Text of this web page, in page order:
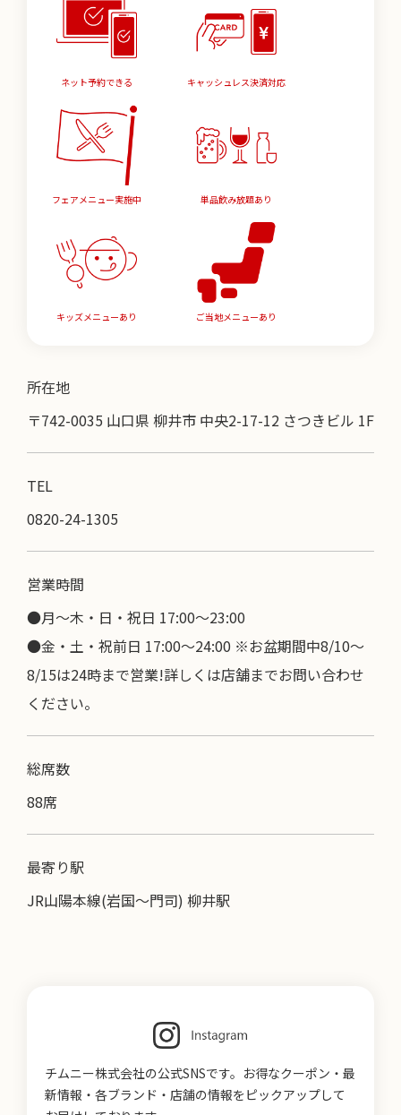
ネット予約できる キャッシュレス決済対応
フェアメニュー実施中 単品飲み放題あり
キッズメニューあり ご当地メニューあり
所在地
〒742-0035 山口県 柳井市 中央2-17-12 さつきビル 1F
TEL
0820-24-1305
営業時間
●月～木・日・祝日 17:00〜23:00
●金・土・祝前日 17:00～24:00 ※お盆期間中8/10～
8/15は24時まで営業!詳しくは店舗までお問い合わせ
ください。
総席数
88席
最寄り駅
JR山陽本線(岩国～門司) 柳井駅
チムニー株式会社の公式SNSです。お得なクーポン・最
新情報・各ブランド・店舗の情報をピックアップして